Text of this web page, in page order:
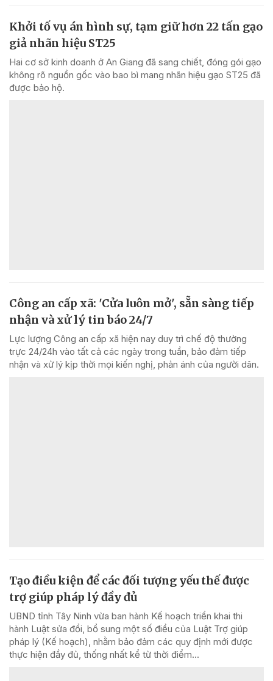
Khởi tố vụ án hình sự, tạm giữ hơn 22 tấn gạo
giả nhãn hiệu ST25
Hai cơ sở kinh doanh ở An Giang đã sang chiết, đóng gói gạo
không rõ nguồn gốc vào bao bì mang nhãn hiệu gạo ST25 đã
được bảo hộ.
Công an cấp xã: 'Cửa luôn mở', sẵn sàng tiếp
nhận và xử lý tin báo 24/7
Lực lượng Công an cấp xã hiện nay duy trì chế độ thường
trực 24/24h vào tất cả các ngày trong tuần, bảo đảm tiếp
nhận và xử lý kịp thời mọi kiến nghị, phản ánh của người dân.
Tạo điều kiện để các đối tượng yếu thế được
trợ giúp pháp lý đầy đủ
UBND tỉnh Tây Ninh vừa ban hành Kế hoạch triển khai thi
hành Luật sửa đổi, bổ sung một số điều của Luật Trợ giúp
pháp lý (Kế hoạch), nhằm bảo đảm các quy định mới được
thực hiện đầy đủ, thống nhất kể từ thời điểm...